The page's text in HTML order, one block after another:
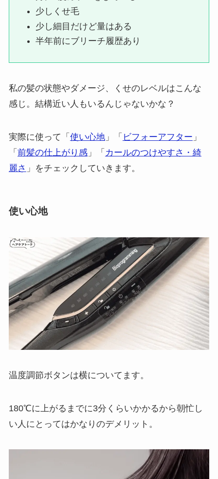
少しくせ毛
少し細目だけど量はある
半年前にブリーチ履歴あり
私の髪の状態やダメージ、くせのレベルはこんな
感じ。結構近い人もいるんじゃないかな？
実際に使って「 使い心地」「 ビフォーアフター 」
「 前髪の仕上がり感」「 カールのつけやすさ・綺
麗さ 」をチェックしていきます。
使い心地
温度調節ボタンは横についてます。
180℃に上がるまでに3分くらいかかるから朝忙し
い人にとってはかなりのデメリット。